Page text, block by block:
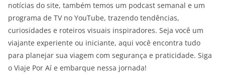
notícias do site, também temos um podcast semanal e um
programa de TV no YouTube, trazendo tendências,
curiosidades e roteiros visuais inspiradores. Seja você um
viajante experiente ou iniciante, aqui você encontra tudo
para planejar sua viagem com segurança e praticidade. Siga
o Viaje Por Aí e embarque nessa jornada!